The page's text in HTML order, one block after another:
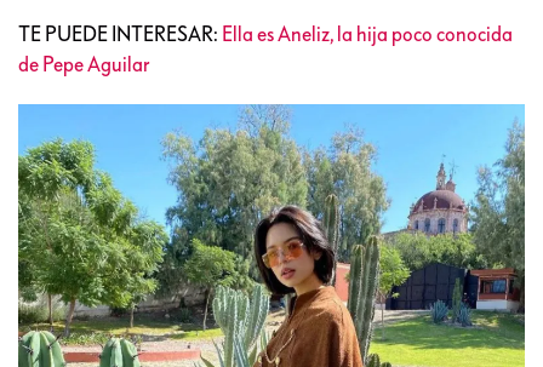
TE PUEDE INTERESAR: Ella es Aneliz, la hija poco conocida
de Pepe Aguilar